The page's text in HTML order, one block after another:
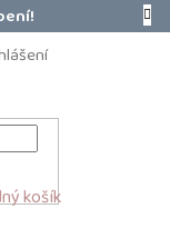
košík